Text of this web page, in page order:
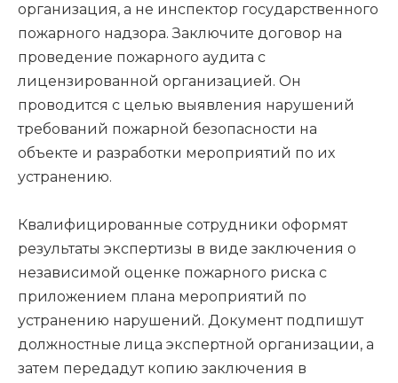
организация, а не инспектор государственного
пожарного надзора. Заключите договор на
проведение пожарного аудита с
лицензированной организацией. Он
проводится с целью выявления нарушений
требований пожарной безопасности на
объекте и разработки мероприятий по их
устранению.
Квалифицированные сотрудники оформят
результаты экспертизы в виде заключения о
независимой оценке пожарного риска с
приложением плана мероприятий по
устранению нарушений. Документ подпишут
должностные лица экспертной организации, а
затем передадут копию заключения в